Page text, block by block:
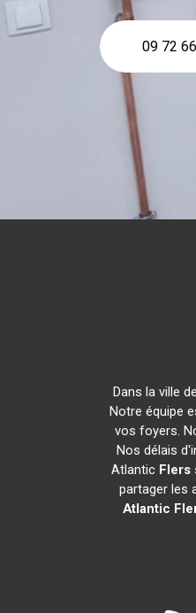
09 72
Dans la ville de
Notre équipe
vos foyers.
Nos délais
Atlantic Flers
partager les
Atlantic